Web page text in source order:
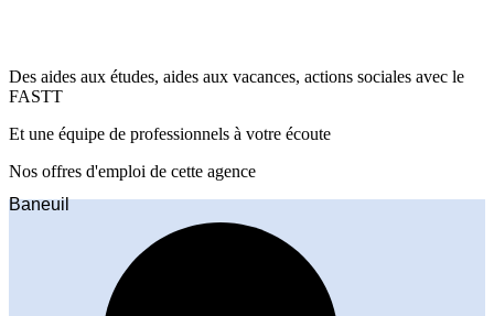
Des aides aux études, aides aux vacances, actions sociales avec le
FASTT
Et une équipe de professionnels à votre écoute
Nos offres d'emploi de cette agence
Baneuil